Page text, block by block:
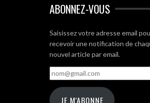
ABONNEZ-VOUS
Saisissez votre adresse email
recevoir une notification de
nouvel article par email.
nom@gmail.com
JE M'ABONNE